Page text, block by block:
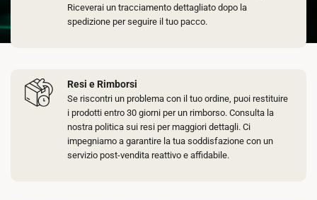
Riceverai un tracciamento dettagliato dopo la
spedizione per seguire il tuo pacco.
Resi e Rimborsi
Se riscontri un problema con il tuo ordine, puoi restituire
i prodotti entro 30 giorni per un rimborso. Consulta la
nostra politica sui resi per maggiori dettagli. Ci
impegniamo a garantire la tua soddisfazione con un
servizio post-vendita reattivo e affidabile.